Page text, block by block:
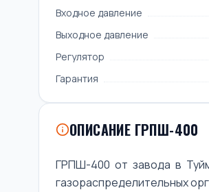
Входное давление
Выходное давление
Регулятор
Гарантия
ОПИСАНИЕ ГРПШ-400
ГРПШ-400 от завода в
газораспределительных